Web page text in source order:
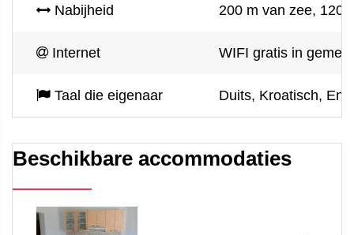
Nabijheid 200 m van zee,
Internet WIFI gratis in
Taal die eigenaar Duits, Kroatisch,
Beschikbare accommodaties